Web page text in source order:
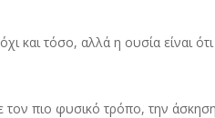
και τόσο, αλλά η ουσία είναι
πιο φυσικό τρόπο, την